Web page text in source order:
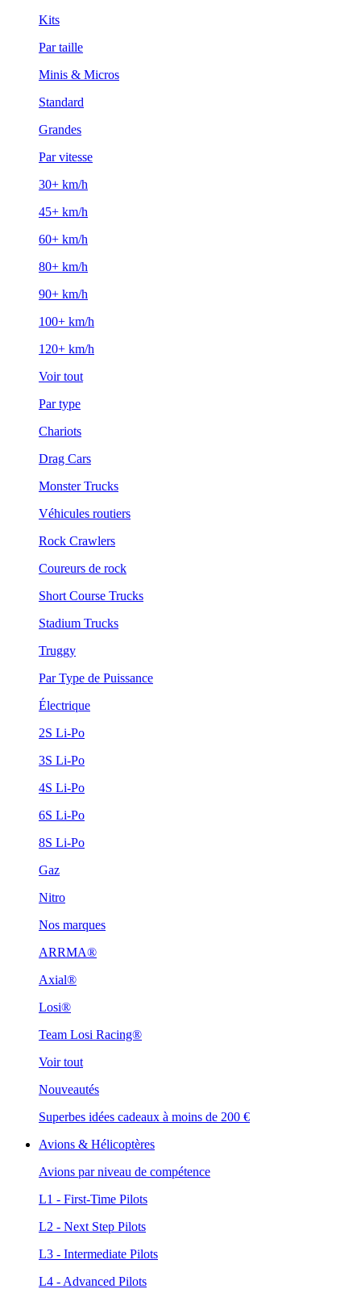
Kits
Par taille
Minis & Micros
Standard
Grandes
Par vitesse
30+ km/h
45+ km/h
60+ km/h
80+ km/h
90+ km/h
100+ km/h
120+ km/h
Voir tout
Par type
Chariots
Drag Cars
Monster Trucks
Véhicules routiers
Rock Crawlers
Coureurs de rock
Short Course Trucks
Stadium Trucks
Truggy
Par Type de Puissance
Électrique
2S Li-Po
3S Li-Po
4S Li-Po
6S Li-Po
8S Li-Po
Gaz
Nitro
Nos marques
ARRMA®
Axial®
Losi®
Team Losi Racing®
Voir tout
Nouveautés
Superbes idées cadeaux à moins de 200 €
Avions & Hélicoptères
Avions par niveau de compétence
L1 - First-Time Pilots
L2 - Next Step Pilots
L3 - Intermediate Pilots
L4 - Advanced Pilots